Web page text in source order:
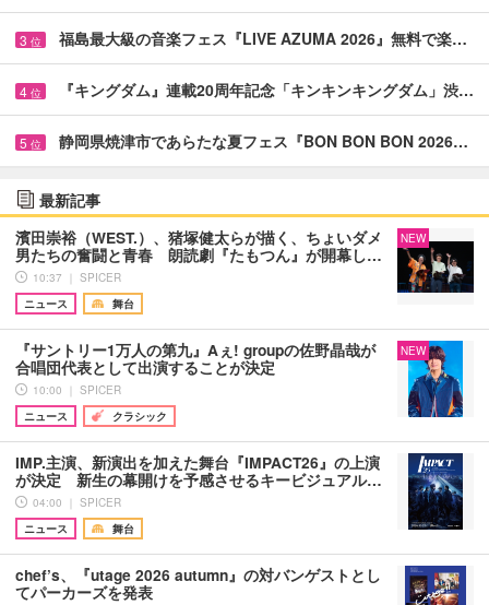
3 位 福島最大級の音楽フェス『LIVE AZUMA 2026』無料で楽…
4 位 『キングダム』連載20周年記念「キンキンキングダム」渋…
5 位 静岡県焼津市であらたな夏フェス『BON BON BON 2026…
最新記事
濱田崇裕（WEST.）、猪塚健太らが描く、ちょいダメ
男たちの奮闘と青春 朗読劇『たもつん』が開幕し…
10:37 ｜ SPICER
ニュース
舞台
NEW
『サントリー1万人の第九』Aぇ! groupの佐野晶哉が
合唱団代表として出演することが決定
10:00 ｜ SPICER
ニュース
クラシック
NEW
IMP.主演、新演出を加えた舞台『IMPACT26』の上演
が決定 新生の幕開けを予感させるキービジュアル…
04:00 ｜ SPICER
ニュース
舞台
chef’s、『utage 2026 autumn』の対バンゲストとし
てパーカーズを発表